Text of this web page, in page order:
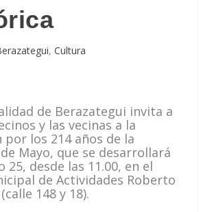
,Cultura
de Berazategui invita a
y las vecinas a la
por los 214 años de la
Mayo, que se desarrollará
25, desde las 11.00, en el
de Actividades Roberto
148 y 18).